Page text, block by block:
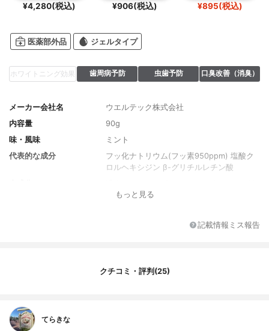
¥4,280(税込) ¥906(税込) ¥895(税込)
医薬部外品 ジェルタイプ
ホワイトニング効果 歯周病予防 虫歯予防 口臭改善（消臭）
メーカー会社名
ウエルテック株式会社
内容量
90g
味・風味
ミント
代表的な成分
フッ化ナトリウム(フッ素950ppm) 塩酸ク
ロルヘキシジン β-グリチルレチン酸
0、エタノール、1.3-ブチレングリコール、
ン酸ナトリウム、フッ化ナトリウム(フッ素
硬化ヒマシ油、ショ糖脂肪酸エステル、炭
もっと見る
記載情報ミス報告
クチコミ・評判(25)
てらきな